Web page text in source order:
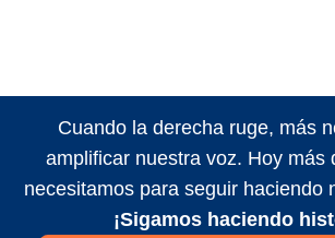
Cuando la derecha ruge, más
amplificar nuestra voz. Hoy más
necesitamos para seguir haciendo
¡Sigamos haciendo